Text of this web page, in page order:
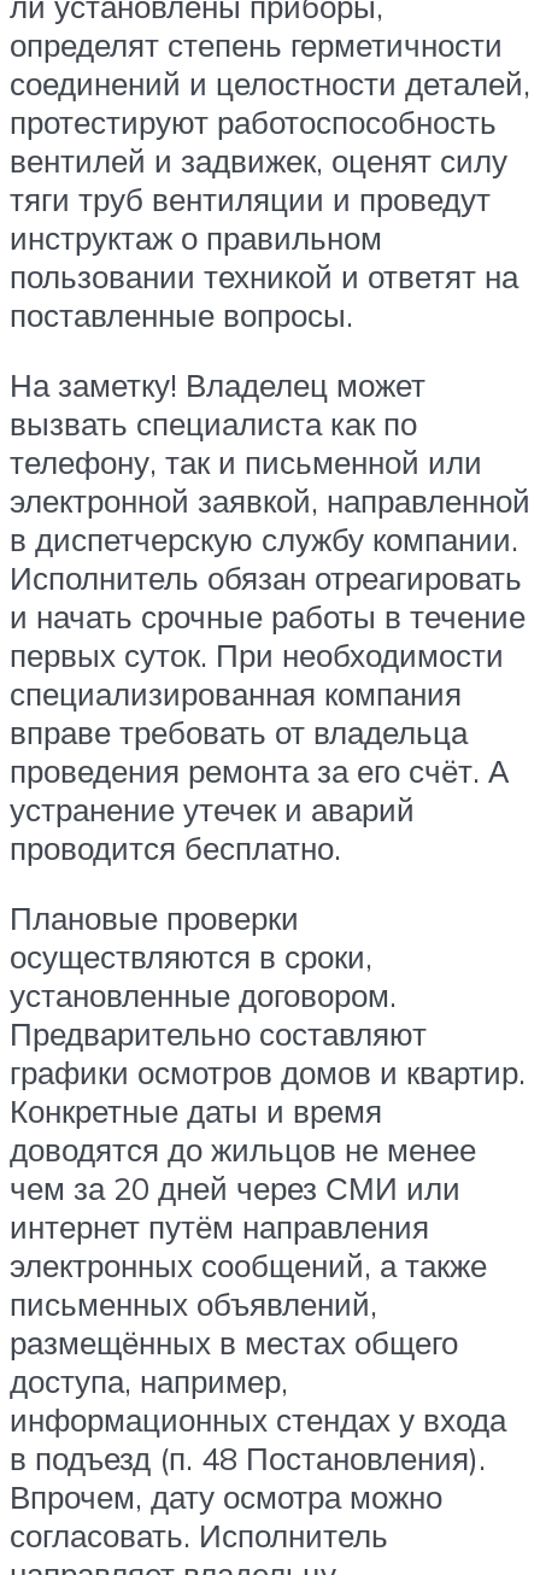
определят степень герметичности
соединений и целостности деталей,
протестируют работоспособность
вентилей и задвижек, оценят силу
тяги труб вентиляции и проведут
инструктаж о правильном
пользовании техникой и ответят на
поставленные вопросы.
На заметку! Владелец может
вызвать специалиста как по
телефону, так и письменной или
электронной заявкой, направленной
в диспетчерскую службу компании.
Исполнитель обязан отреагировать
и начать срочные работы в течение
первых суток. При необходимости
специализированная компания
вправе требовать от владельца
проведения ремонта за его счёт. А
устранение утечек и аварий
проводится бесплатно.
Плановые проверки
осуществляются в сроки,
установленные договором.
Предварительно составляют
графики осмотров домов и квартир.
Конкретные даты и время
доводятся до жильцов не менее
чем за 20 дней через СМИ или
интернет путём направления
электронных сообщений, а также
письменных объявлений,
размещённых в местах общего
доступа, например,
информационных стендах у входа
в подъезд (п. 48 Постановления).
Впрочем, дату осмотра можно
согласовать. Исполнитель